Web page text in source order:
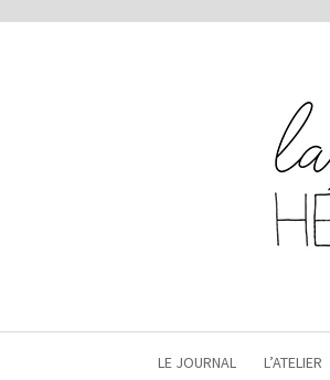
LE JOURNAL L’ATELIER